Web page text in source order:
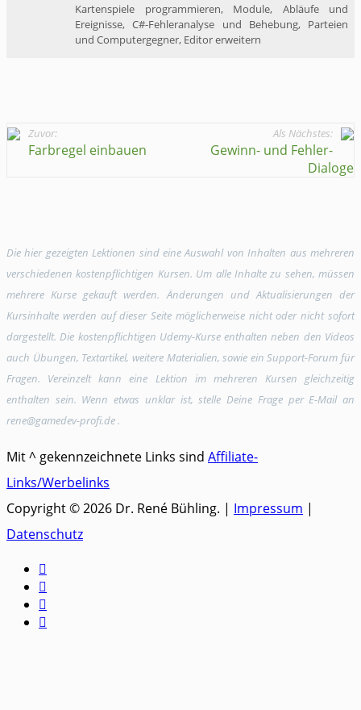
Kartenspiele programmieren, Module, Abläufe und
Ereignisse, C#-Fehleranalyse und Behebung, Parteien
und Computergegner, Editor erweitern
Zuvor:
Farbregel einbauen
Als Nächstes:
Gewinn- und Fehler-
Dialoge
Die hier gezeigten Lektionen sind eine Auswahl von Inhalten aus mehreren
verschiedenen kostenpflichtigen Kursen. Um alle Inhalte zu sehen, müssen
mehrere Kurse gekauft werden. Änderungen und Aktualisierungen der
Kursinhalte werden auf dieser Seite möglicherweise nicht oder nicht sofort
dargestellt. Die kostenpflichtigen Udemy-Kurse enthalten neben den Videos
auch Übungen, Textartikel, weitere Materialien, sowie ein Support-Forum für
Fragen. Vereinzelt kann eine Lektion im mehreren Kursen gleichzeitig
enthalten sein. Wenn etwas unklar ist, stelle Deine Frage per E-Mail an
rene@gamedev-profi.de .
Mit ^ gekennzeichnete Links sind Affiliate-
Links/Werbelinks
Copyright © 2026 Dr. René Bühling. | Impressum |
Datenschutz



